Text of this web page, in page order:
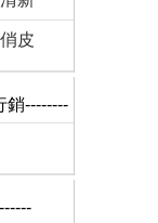
皮
銷--------